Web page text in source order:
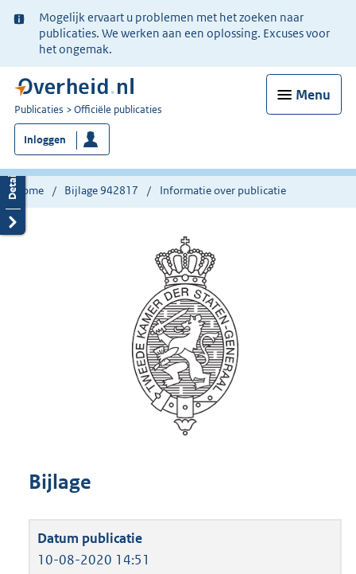
Ter
informatie:
Mogelijk ervaart u problemen met het zoeken naar
publicaties. We werken aan een oplossing. Excuses voor
het ongemak.
Menu
U
bent
nu
hier:
Publicaties Officiële publicaties
Inloggen
Home Bijlage 942817 Informatie over publicatie
Bijlage
10-08-2020 14:51